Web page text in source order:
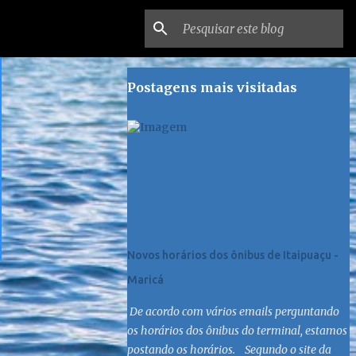
Postagens mais visitadas
Novos horários dos ônibus de Itaipuaçu -
Maricá
De acordo com vários emails perguntando
os horários dos ônibus do terminal, estamos
postando os horários. Segundo o site da